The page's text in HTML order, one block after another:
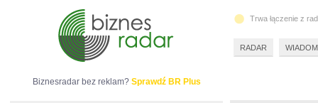
Biznesradar bez reklam? Sprawdź BR Plus
Trwa łączenie z
RADAR